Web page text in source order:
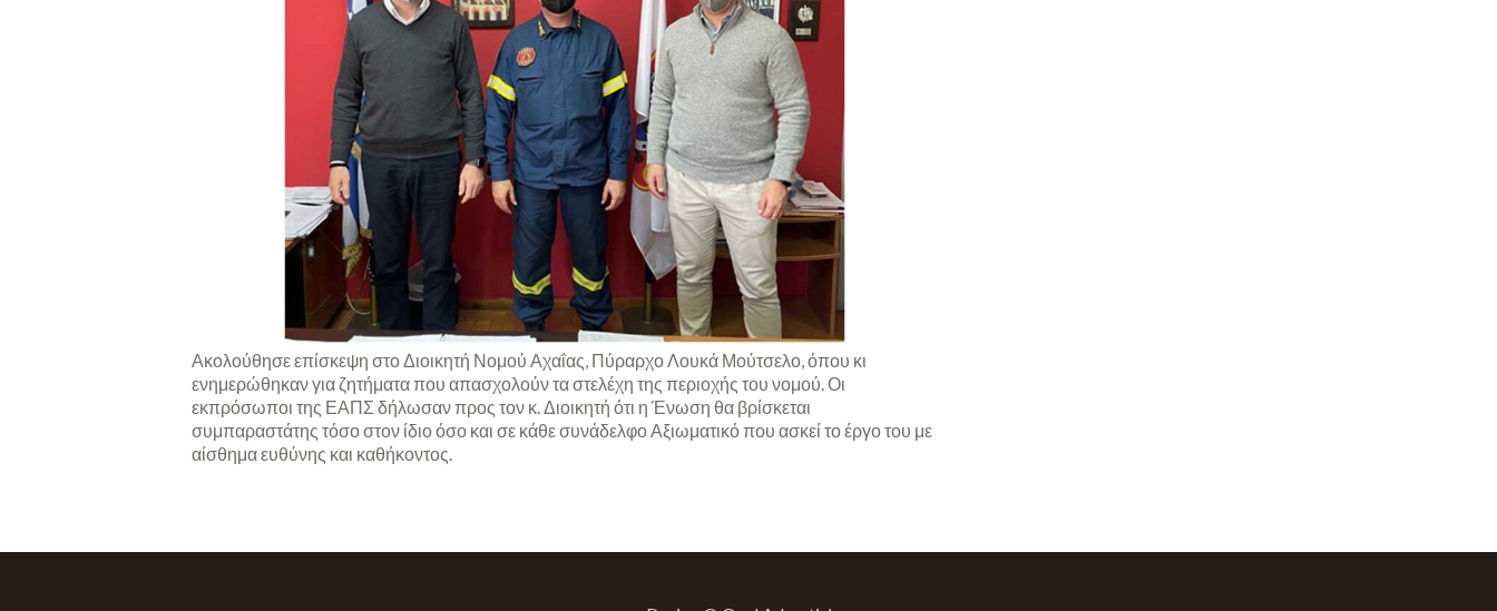
Ακολούθησε επίσκεψη στο Διοικητή Νομού Αχαΐας, Πύραρχο Λουκά Μούτσελο, όπου κι
ενημερώθηκαν για ζητήματα που απασχολούν τα στελέχη της περιοχής του νομού. Οι
εκπρόσωποι της ΕΑΠΣ δήλωσαν προς τον κ. Διοικητή ότι η Ένωση θα βρίσκεται
συμπαραστάτης τόσο στον ίδιο όσο και σε κάθε συνάδελφο Αξιωματικό που ασκεί το έργο του με
αίσθημα ευθύνης και καθήκοντος.